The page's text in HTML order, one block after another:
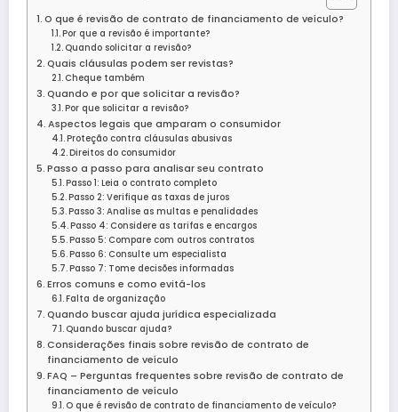
O que é revisão de contrato de financiamento de veículo?
Por que a revisão é importante?
Quando solicitar a revisão?
Quais cláusulas podem ser revistas?
Cheque também
Quando e por que solicitar a revisão?
Por que solicitar a revisão?
Aspectos legais que amparam o consumidor
Proteção contra cláusulas abusivas
Direitos do consumidor
Passo a passo para analisar seu contrato
Passo 1: Leia o contrato completo
Passo 2: Verifique as taxas de juros
Passo 3: Analise as multas e penalidades
Passo 4: Considere as tarifas e encargos
Passo 5: Compare com outros contratos
Passo 6: Consulte um especialista
Passo 7: Tome decisões informadas
Erros comuns e como evitá-los
Falta de organização
Quando buscar ajuda jurídica especializada
Quando buscar ajuda?
Considerações finais sobre revisão de contrato de
financiamento de veículo
FAQ – Perguntas frequentes sobre revisão de contrato de
financiamento de veículo
O que é revisão de contrato de financiamento de veículo?